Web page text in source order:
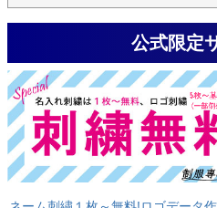
公式限定